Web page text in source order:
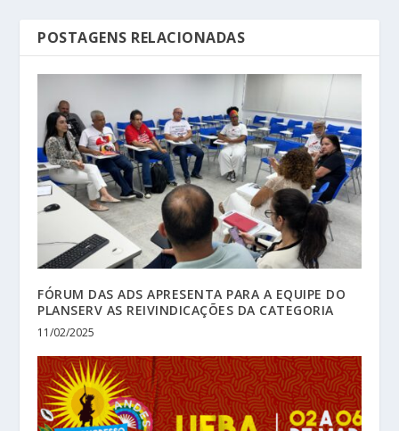
POSTAGENS RELACIONADAS
FÓRUM DAS ADS APRESENTA PARA A EQUIPE DO
PLANSERV AS REIVINDICAÇÕES DA CATEGORIA
11/02/2025